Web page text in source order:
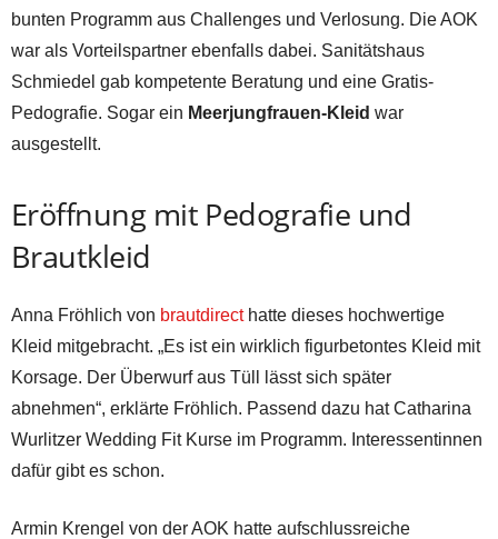
bunten Programm aus Challenges und Verlosung. Die AOK
war als Vorteilspartner ebenfalls dabei. Sanitätshaus
Schmiedel gab kompetente Beratung und eine Gratis-
Pedografie. Sogar ein Meerjungfrauen-Kleid war
ausgestellt.
Eröffnung mit Pedografie und
Brautkleid
Anna Fröhlich von brautdirecthatte dieses hochwertige
Kleid mitgebracht. „Es ist ein wirklich figurbetontes Kleid mit
Korsage. Der Überwurf aus Tüll lässt sich später
abnehmen“, erklärte Fröhlich. Passend dazu hat Catharina
Wurlitzer Wedding Fit Kurse im Programm. Interessentinnen
dafür gibt es schon.
Armin Krengel von der AOK hatte aufschlussreiche